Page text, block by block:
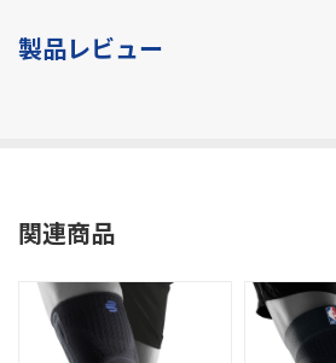
製品レビュー
関連商品